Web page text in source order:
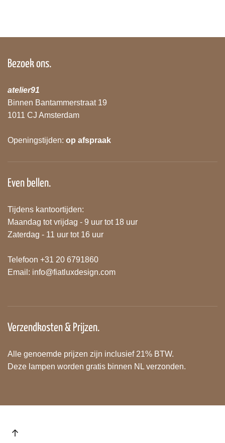
Bezoek ons.
atelier91
Binnen Bantammerstraat 19
1011 CJ Amsterdam
Openingstijden: op afspraak
Even bellen.
Tijdens kantoortijden:
Maandag tot vrijdag - 9 uur tot 18 uur
Zaterdag - 11 uur tot 16 uur
Telefoon +31 20 6791860
Email: info@fiatluxdesign.com
Verzendkosten & Prijzen.
Alle genoemde prijzen zijn inclusief 21% BTW.
Deze lampen worden gratis binnen NL verzonden.